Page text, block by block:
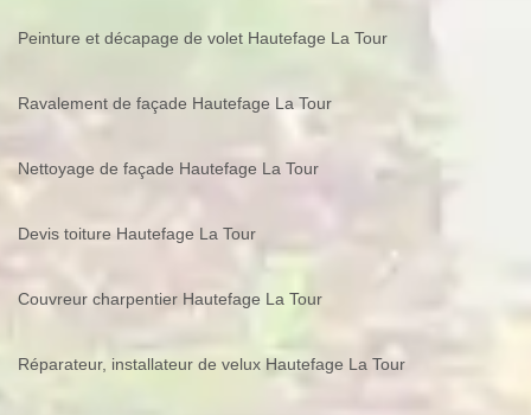
Peinture et décapage de volet Hautefage La Tour
Ravalement de façade Hautefage La Tour
Nettoyage de façade Hautefage La Tour
Devis toiture Hautefage La Tour
Couvreur charpentier Hautefage La Tour
Réparateur, installateur de velux Hautefage La Tour